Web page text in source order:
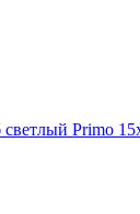
Primo